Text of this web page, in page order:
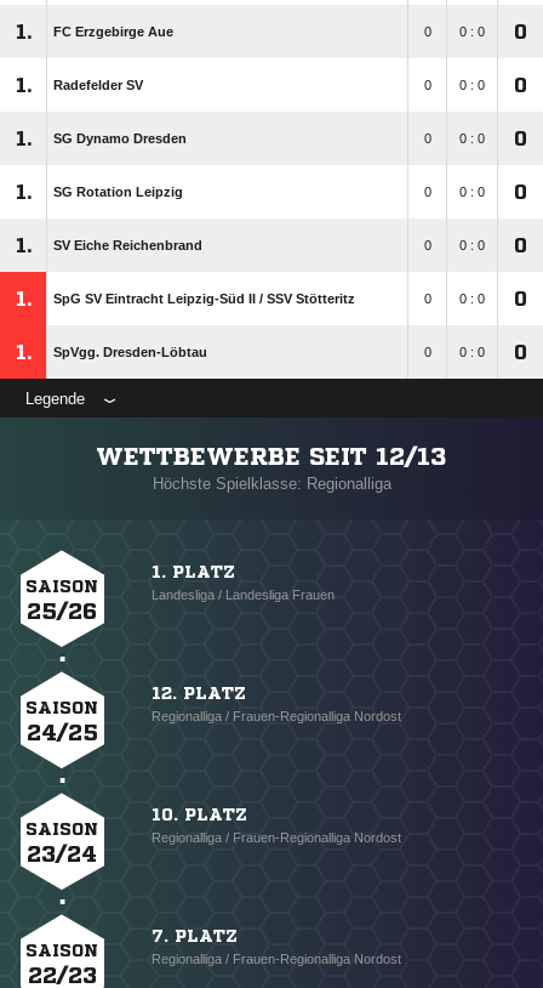
1. FC Erzgebirge Aue 0 0 : 0 0
1. Radefelder SV 0 0 : 0 0
1. SG Dynamo Dresden 0 0 : 0 0
1. SG Rotation Leipzig 0 0 : 0 0
1. SV Eiche Reichenbrand 0 0 : 0 0
1. SpG SV Eintracht Leipzig-Süd II /​ SSV Stötteritz 0 0 : 0 0
1. SpVgg. Dresden-Löbtau 0 0 : 0 0
Legende
WETTBEWERBE SEIT 12/13
Höchste Spielklasse: Regionalliga
SAISON
25/26
1. PLATZ
Landesliga / Landesliga Frauen
SAISON
24/25
12. PLATZ
Regionalliga / Frauen-Regionalliga Nordost
SAISON
23/24
10. PLATZ
Regionalliga / Frauen-Regionalliga Nordost
SAISON
22/23
7. PLATZ
Regionalliga / Frauen-Regionalliga Nordost